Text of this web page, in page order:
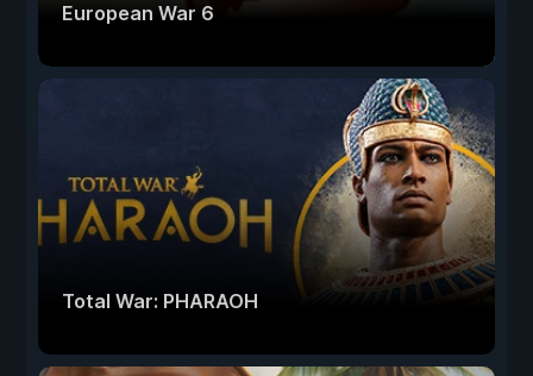
European War 6
Total War: PHARAOH